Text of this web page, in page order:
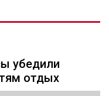
убедили
отдых